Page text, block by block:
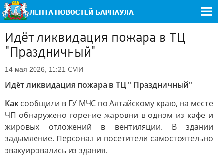
Идёт ликвидация пожара в ТЦ
"Праздничный"
14 мая 2026, 11:21 СМИ
Идёт ликвидация пожара в ТЦ " Праздничный"
Как сообщили в ГУ МЧС по Алтайскому краю, на месте
ЧП обнаружено горение жаровни в одном из кафе и
жировых отложений в вентиляции. В здании
задымление. Персонал и посетители самостоятельно
эвакуировались из здания.